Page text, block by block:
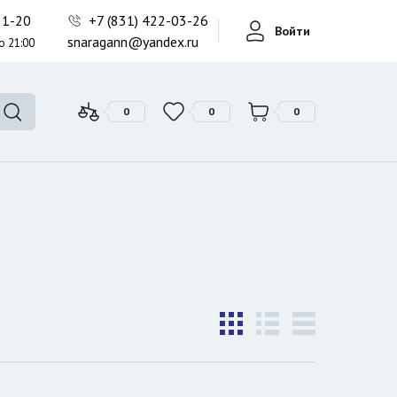
20
21:00
+7 (831) 422-03-26
snaragann@yandex.ru
Войти
0 0 0
Фонари поисковые
Фонари тактические